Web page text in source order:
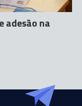
adesão na